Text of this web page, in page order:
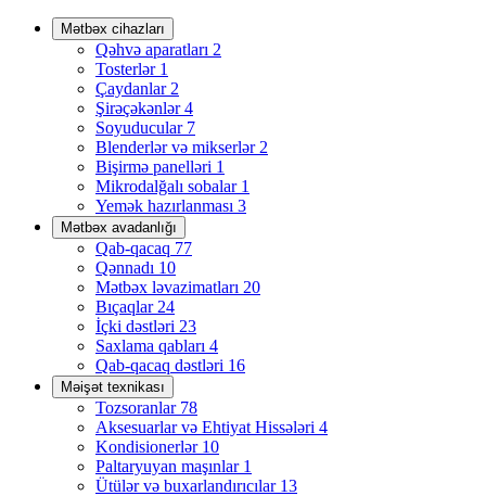
Mətbəx cihazları
Qəhvə aparatları 2
Tosterlər 1
Çaydanlar 2
Şirəçəkənlər 4
Soyuducular 7
Blenderlər və mikserlər 2
Bişirmə panelləri 1
Mikrodalğalı sobalar 1
Yemək hazırlanması 3
Mətbəx avadanlığı
Qab-qacaq 77
Qənnadı 10
Mətbəx ləvazimatları 20
Bıçaqlar 24
İçki dəstləri 23
Saxlama qabları 4
Qab-qacaq dəstləri 16
Məişət texnikası
Tozsoranlar 78
Aksesuarlar və Ehtiyat Hissələri 4
Kondisionerlər 10
Paltaryuyan maşınlar 1
Ütülər və buxarlandırıcılar 13